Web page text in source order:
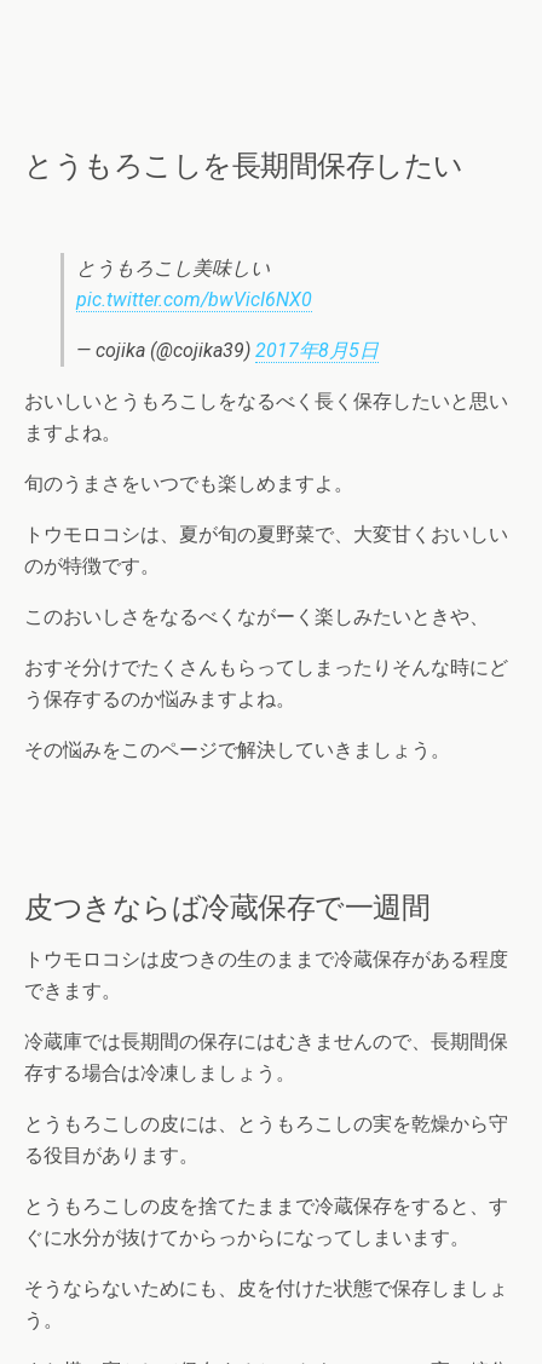
とうもろこしを長期間保存したい
とうもろこし美味しい
pic.twitter.com/bwVicI6NX0
— cojika (@cojika39) 2017年8月5日
おいしいとうもろこしをなるべく長く保存したいと思い
ますよね。
旬のうまさをいつでも楽しめますよ。
トウモロコシは、夏が旬の夏野菜で、大変甘くおいしい
のが特徴です。
このおいしさをなるべくながーく楽しみたいときや、
おすそ分けでたくさんもらってしまったりそんな時にど
う保存するのか悩みますよね。
その悩みをこのページで解決していきましょう。
皮つきならば冷蔵保存で一週間
トウモロコシは皮つきの生のままで冷蔵保存がある程度
できます。
冷蔵庫では長期間の保存にはむきませんので、長期間保
存する場合は冷凍しましょう。
とうもろこしの皮には、とうもろこしの実を乾燥から守
る役目があります。
とうもろこしの皮を捨てたままで冷蔵保存をすると、す
ぐに水分が抜けてからっからになってしまいます。
そうならないためにも、皮を付けた状態で保存しましょ
う。